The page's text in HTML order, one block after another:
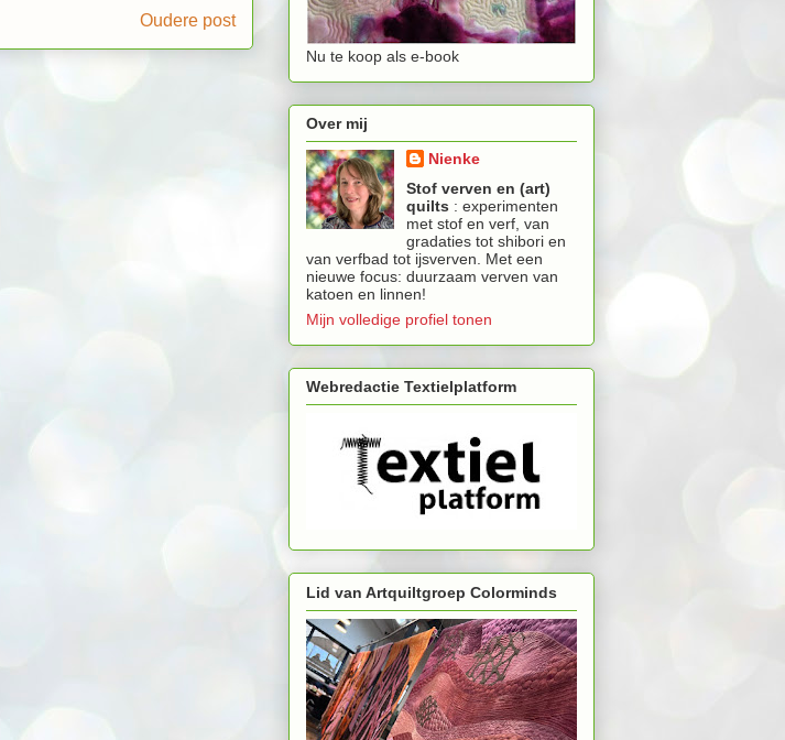
Oudere post
Nu te koop als e-book
Over mij
Nienke
Stof verven en (art)
quilts : experimenten
met stof en verf, van
gradaties tot shibori en
van verfbad tot ijsverven. Met een
nieuwe focus: duurzaam verven van
katoen en linnen!
Mijn volledige profiel tonen
Webredactie Textielplatform
Lid van Artquiltgroep Colorminds